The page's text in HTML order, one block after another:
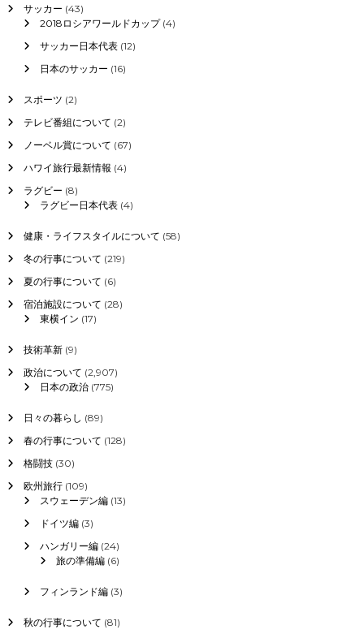
サッカー (43)
2018ロシアワールドカップ(4)
サッカー日本代表(12)
日本のサッカー (16)
スポーツ (2)
テレビ番組について (2)
ノーベル賞について (67)
ハワイ旅行最新情報 (4)
ラグビー (8)
ラグビー日本代表(4)
健康・ライフスタイルについて (58)
冬の行事について (219)
夏の行事について (6)
宿泊施設について (28)
東横イン (17)
技術革新(9)
政治について (2,907)
日本の政治(775)
日々の暮らし (89)
春の行事について (128)
格闘技(30)
欧州旅行(109)
スウェーデン編(13)
ドイツ編(3)
ハンガリー編(24)
旅の準備編(6)
フィンランド編(3)
秋の行事について (81)